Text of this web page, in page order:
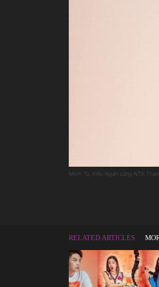
Minh Tú, Kiều Ngân cùng NTK
RELATED ARTICLES